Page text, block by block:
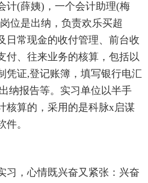
计(薛姨)，一个会计助理(梅
位是出纳，负责欢乐买超
日常现金的收付管理、前台收
付、往来业务的核算，包括以
凭证,登记账簿，填写银行电汇
纳报告等。实习单位以半手
核算的，采用的是科脉x启谋
。
习，心情既兴奋又紧张：兴奋